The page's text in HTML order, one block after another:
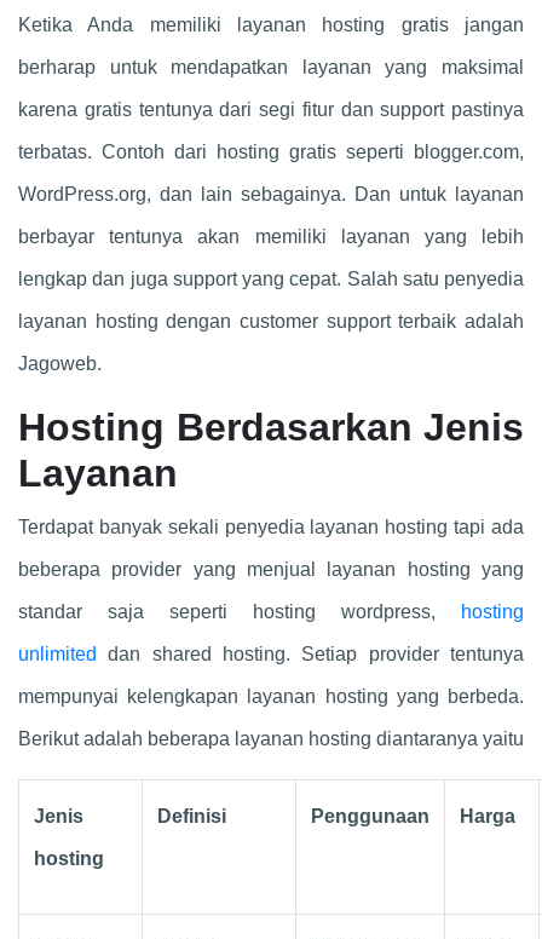
Ketika Anda memiliki layanan hosting gratis jangan
berharap untuk mendapatkan layanan yang maksimal
karena gratis tentunya dari segi fitur dan support pastinya
terbatas. Contoh dari hosting gratis seperti blogger.com,
WordPress.org, dan lain sebagainya. Dan untuk layanan
berbayar tentunya akan memiliki layanan yang lebih
lengkap dan juga support yang cepat. Salah satu penyedia
layanan hosting dengan customer support terbaik adalah
Jagoweb.
Hosting Berdasarkan Jenis
Layanan
Terdapat banyak sekali penyedia layanan hosting tapi ada
beberapa provider yang menjual layanan hosting yang
standar saja seperti hosting wordpress, hosting
unlimited dan shared hosting. Setiap provider tentunya
mempunyai kelengkapan layanan hosting yang berbeda.
Berikut adalah beberapa layanan hosting diantaranya yaitu
Jenis
hosting
Definisi Penggunaan Harga